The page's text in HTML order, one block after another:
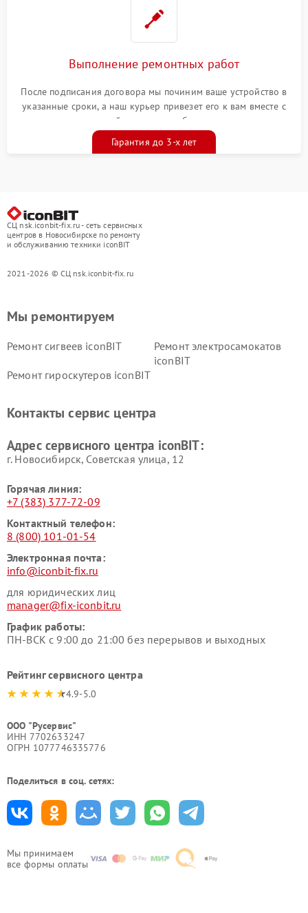
Выполнение ремонтных работ
После подписания договора мы починим ваше устройство в
указанные сроки, а наш курьер привезет его к вам вместе с
гарантийным талоном бесплатно
Гарантия до 3-х лет
СЦ nsk.iconbit-fix.ru - сеть сервисных
центров в Новосибирске по ремонту
и обслуживанию техники iconBIT
2021-2026 © СЦ nsk.iconbit-fix.ru
Мы принимаем
все формы оплаты
Мы ремонтируем
Ремонт сигвеев iconBIT
Ремонт электросамокатов
iconBIT
Ремонт гироскутеров iconBIT
Контакты сервис центра
Адрес сервисного центра iconBIT:
г. Новосибирск, Советская улица, 12
Горячая линия:
+7 (383) 377-72-09
Контактный телефон:
8 (800) 101-01-54
Электронная почта:
info@iconbit-fix.ru
для юридических лиц
manager@fix-iconbit.ru
График работы:
ПН-ВСК с 9:00 до 21:00 без перерывов и выходных
Рейтинг сервисного центра
4.9-5.0
ООО "Русервис"
ИНН 7702633247
ОГРН 1077746335776
Поделиться в соц. сетях: